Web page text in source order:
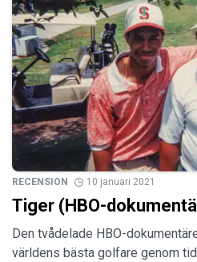
RECENSION 10 januari 2021
Tiger (HBO-
Den tvådelade HBO-
världens bästa golfare genom